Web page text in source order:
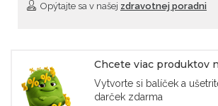
Opýtajte sa v našej zdravotnej poradni
Chcete viac produktov
Vytvorte si balíček a
darček zdarma